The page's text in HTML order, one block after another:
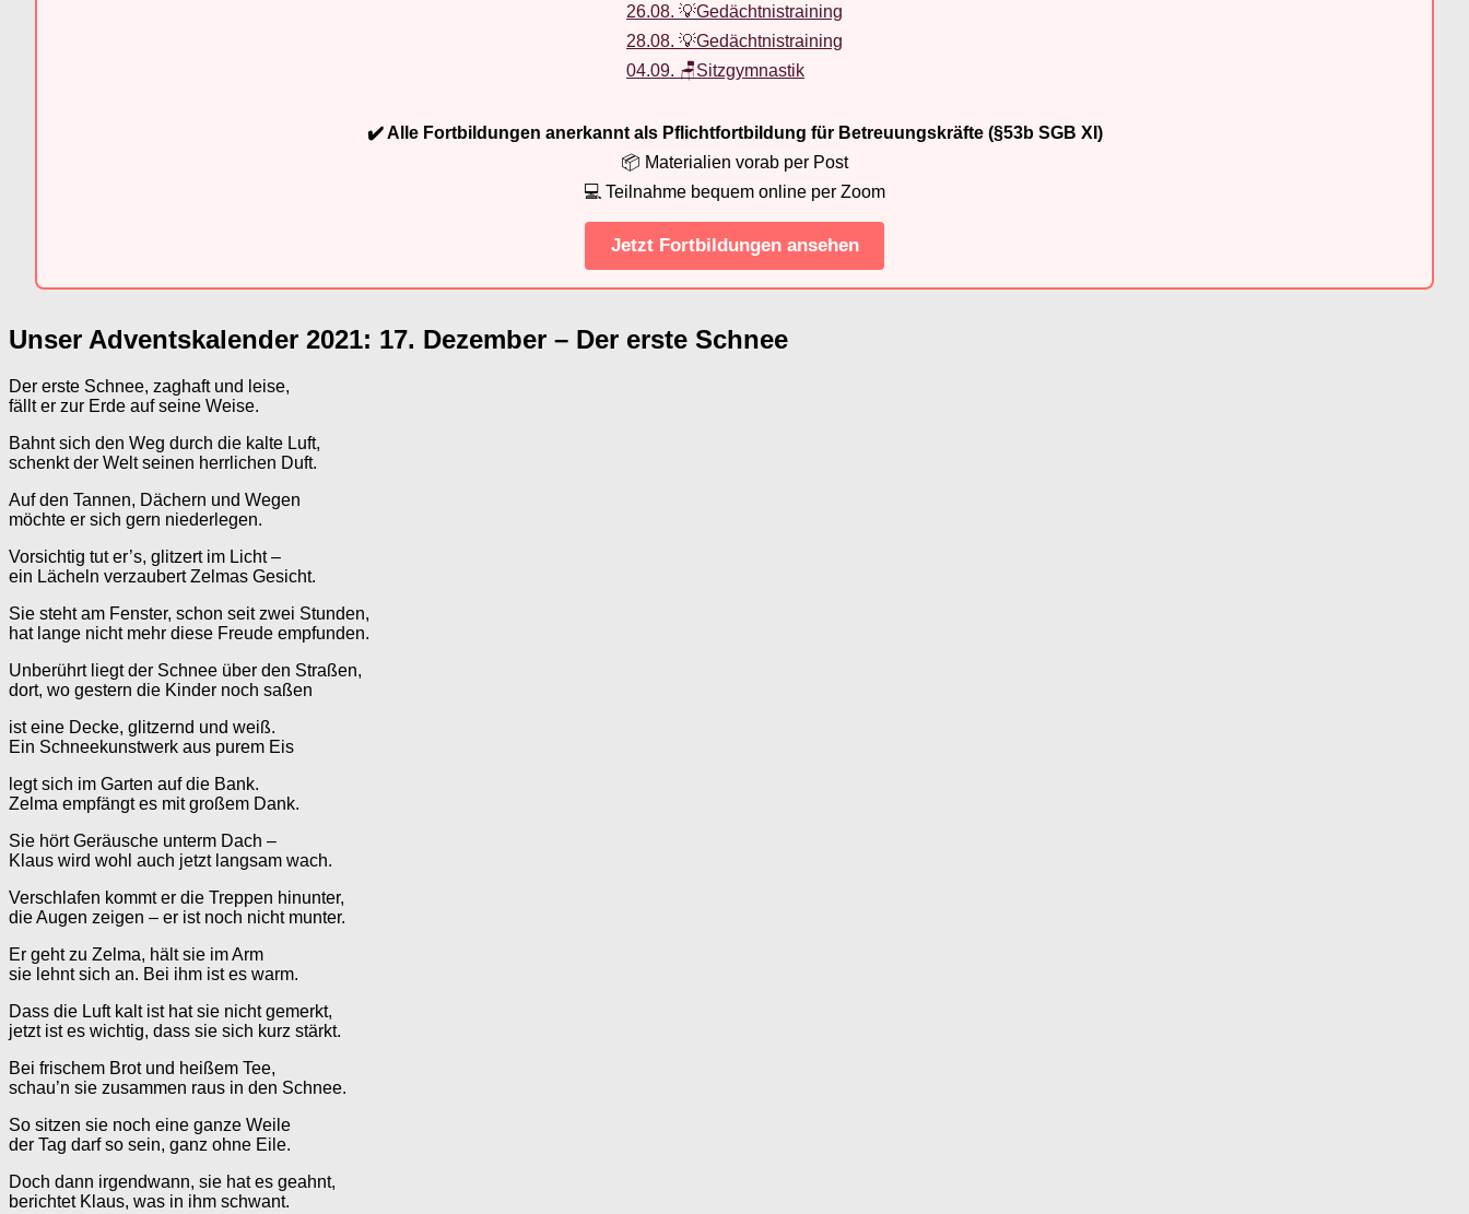
26.08. 💡Gedächtnistraining
28.08. 💡Gedächtnistraining
04.09. 🪑Sitzgymnastik
✔️ Alle Fortbildungen anerkannt als Pflichtfortbildung für Betreuungskräfte (§53b SGB XI)
📦 Materialien vorab per Post
💻 Teilnahme bequem online per Zoom
Jetzt Fortbildungen ansehen
Unser Adventskalender 2021: 17. Dezember – Der erste Schnee
Der erste Schnee, zaghaft und leise,
fällt er zur Erde auf seine Weise.
Bahnt sich den Weg durch die kalte Luft,
schenkt der Welt seinen herrlichen Duft.
Auf den Tannen, Dächern und Wegen
möchte er sich gern niederlegen.
Vorsichtig tut er’s, glitzert im Licht –
ein Lächeln verzaubert Zelmas Gesicht.
Sie steht am Fenster, schon seit zwei Stunden,
hat lange nicht mehr diese Freude empfunden.
Unberührt liegt der Schnee über den Straßen,
dort, wo gestern die Kinder noch saßen
ist eine Decke, glitzernd und weiß.
Ein Schneekunstwerk aus purem Eis
legt sich im Garten auf die Bank.
Zelma empfängt es mit großem Dank.
Sie hört Geräusche unterm Dach –
Klaus wird wohl auch jetzt langsam wach.
Verschlafen kommt er die Treppen hinunter,
die Augen zeigen – er ist noch nicht munter.
Er geht zu Zelma, hält sie im Arm
sie lehnt sich an. Bei ihm ist es warm.
Dass die Luft kalt ist hat sie nicht gemerkt,
jetzt ist es wichtig, dass sie sich kurz stärkt.
Bei frischem Brot und heißem Tee,
schau’n sie zusammen raus in den Schnee.
So sitzen sie noch eine ganze Weile
der Tag darf so sein, ganz ohne Eile.
Doch dann irgendwann, sie hat es geahnt,
berichtet Klaus, was in ihm schwant.